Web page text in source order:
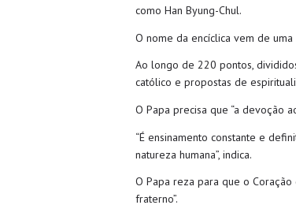
como Han Byung-Chul.
O nome da encíclica vem de
Ao longo de 220 pontos,
católico e propostas de
O Papa precisa que “a devoção
“É ensinamento constante e
natureza humana”, indica.
O Papa reza para que o Coração
fraterno”.